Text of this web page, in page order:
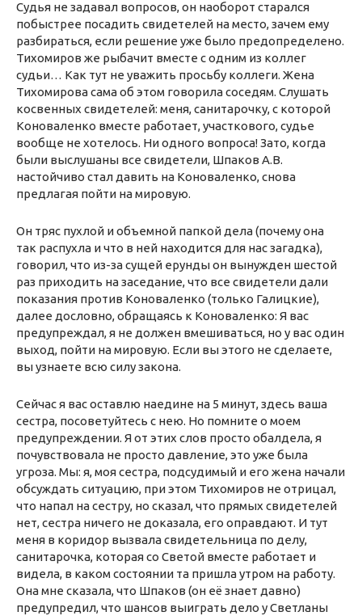
Судья не задавал вопросов, он наоборот старался
побыстрее посадить свидетелей на место, зачем ему
разбираться, если решение уже было предопределено.
Тихомиров же рыбачит вместе с одним из коллег
судьи… Как тут не уважить просьбу коллеги. Жена
Тихомирова сама об этом говорила соседям. Слушать
косвенных свидетелей: меня, санитарочку, с которой
Коноваленко вместе работает, участкового, судье
вообще не хотелось. Ни одного вопроса! Зато, когда
были выслушаны все свидетели, Шпаков А.В.
настойчиво стал давить на Коноваленко, снова
предлагая пойти на мировую.
Он тряс пухлой и объемной папкой дела (почему она
так распухла и что в ней находится для нас загадка),
говорил, что из-за сущей ерунды он вынужден шестой
раз приходить на заседание, что все свидетели дали
показания против Коноваленко (только Галицкие),
далее дословно, обращаясь к Коноваленко: Я вас
предупреждал, я не должен вмешиваться, но у вас один
выход, пойти на мировую. Если вы этого не сделаете,
вы узнаете всю силу закона.
Сейчас я вас оставлю наедине на 5 минут, здесь ваша
сестра, посоветуйтесь с нею. Но помните о моем
предупреждении. Я от этих слов просто обалдела, я
почувствовала не просто давление, это уже была
угроза. Мы: я, моя сестра, подсудимый и его жена начали
обсуждать ситуацию, при этом Тихомиров не отрицал,
что напал на сестру, но сказал, что прямых свидетелей
нет, сестра ничего не доказала, его оправдают. И тут
меня в коридор вызвала свидетельница по делу,
санитарочка, которая со Светой вместе работает и
видела, в каком состоянии та пришла утром на работу.
Она мне сказала, что Шпаков (он её знает давно)
предупредил, что шансов выиграть дело у Светланы